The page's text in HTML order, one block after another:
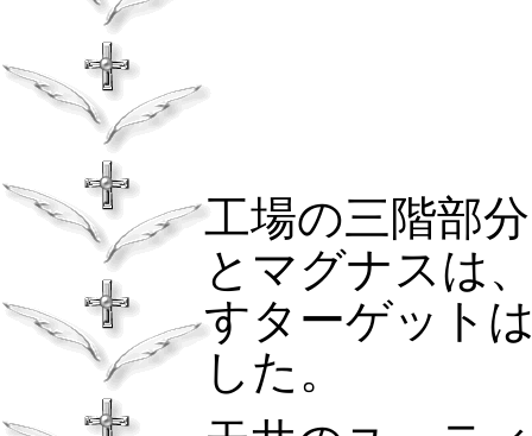
工場の三階部
とマグナスは
すターゲット
した。